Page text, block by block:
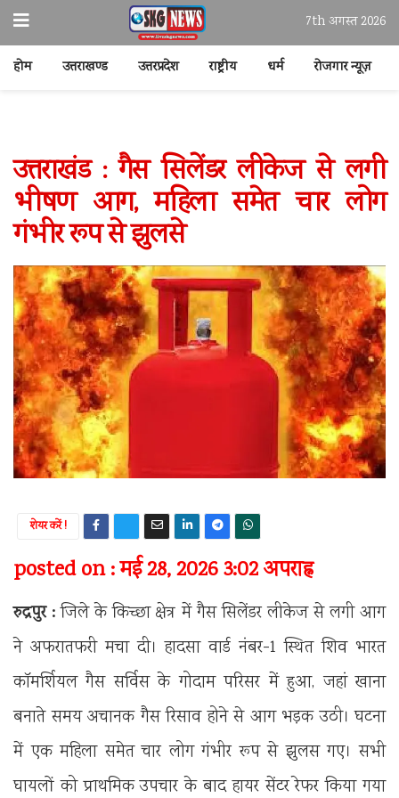
7th अगस्त 2026
होम उत्तराखण्ड उत्तरप्रदेश राष्ट्रीय धर्म रोजगार न्यूज़
उत्तराखंड : गैस सिलेंडर लीकेज से लगी
भीषण आग, महिला समेत चार लोग
गंभीर रूप से झुलसे
शेयर करें !
posted on : मई 28, 2026 3:02 अपराह्न
रुद्रपुर :जिले के किच्छा क्षेत्र में गैस सिलेंडर लीकेज से लगी आग
ने अफरातफरी मचा दी। हादसा वार्ड नंबर-1 स्थित शिव भारत
कॉमर्शियल गैस सर्विस के गोदाम परिसर में हुआ, जहां खाना
बनाते समय अचानक गैस रिसाव होने से आग भड़क उठी। घटना
में एक महिला समेत चार लोग गंभीर रूप से झुलस गए। सभी
घायलों को प्राथमिक उपचार के बाद हायर सेंटर रेफर किया गया